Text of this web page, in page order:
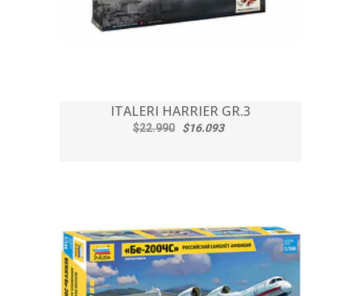
ITALERI HARRIER GR.3
$22.990 $16.093